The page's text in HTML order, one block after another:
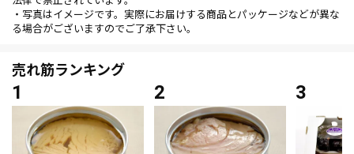
・写真はイメージです。実際にお届けする商品とパッケージなどが異な
る場合がございますのでご了承下さい。
売れ筋ランキング